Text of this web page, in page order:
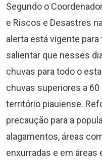
Segundo o
e Riscos e Desastres
alerta está vigente para
salientar que nesses
chuvas para todo o
chuvas superiores a
território piauiense.
precaução para a
alagamentos, áreas
enxurradas e em